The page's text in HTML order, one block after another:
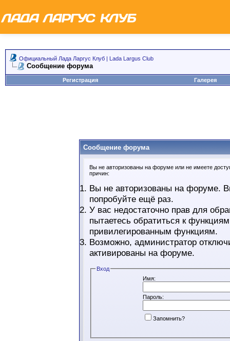
Официальный Лада Ларгус Клуб | Lada Largus Club
Сообщение форума
Регистрация Галерея
Сообщение форума
Вы не авторизованы на форуме или не имеете
причин:
Вы не авторизованы на форуме.
попробуйте ещё раз.
У вас недостаточно прав для
пытаетесь обратиться к
привилегированным функциям.
Возможно, администратор
активированы на форуме.
Вход
Имя:
Пароль:
Запомнить?